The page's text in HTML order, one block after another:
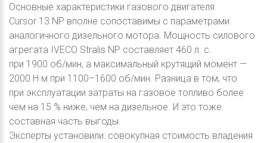
Основные характеристики газового двигателя
Cursor 13 NP вполне сопоставимы с параметрами
аналогичного дизельного мотора. Мощность силового
агрегата IVECO Stralis NP составляет 460 л. с.
при 1900 об/мин, а максимальный крутящий момент —
2000 Н·м при 1100–1600 об/мин. Разница в том, что
при эксплуатации затраты на газовое топливо более
чем на 15 % ниже, чем на дизельное. И это тоже
составная часть выгоды.
Эксперты установили: совокупная стоимость владения